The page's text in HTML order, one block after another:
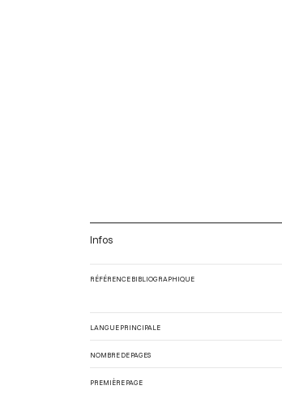
Infos
RÉFÉRENCE BIBLIOGRAPHIQUE
LANGUE PRINCIPALE
NOMBRE DE PAGES
PREMIÈRE PAGE